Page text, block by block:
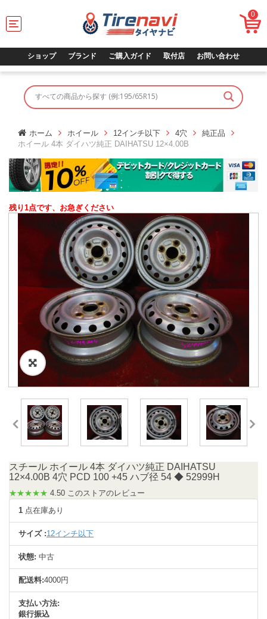
T
o
l
i
o
n
0
ショップ ブランド ご購入ガイド 取付店 お問い合わせ
ホーム ホイール 12インチ以下 4穴
純正品
ホイール 4本 ダイハツ純正 DAIHATSU 12×4.00B
残り1点です、お急ぎください
スチール ホイール 4本 ダイハツ純正 DAIHATSU
12×4.00B 4穴 PCD 100 +45 ハブ径 54 ◆ 52999H
★★★★★ 4.50 このストアのレビュー
1 点在庫あり
サイズ :12インチ以下
状態: 中古
配送料:4000円
支払い方法:
銀行振込